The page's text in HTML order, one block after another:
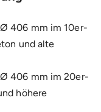
406 mm im 10er-
und alte
406 mm im 20er-
höhere